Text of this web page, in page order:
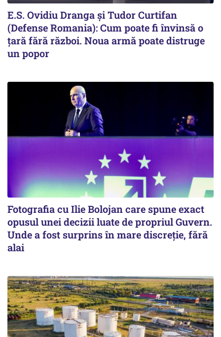
E.S. Ovidiu Dranga și Tudor Curtifan
(Defense Romania): Cum poate fi învinsă o
țară fără război. Noua armă poate distruge
un popor
Fotografia cu Ilie Bolojan care spune exact
opusul unei decizii luate de propriul Guvern.
Unde a fost surprins în mare discreție, fără
alai